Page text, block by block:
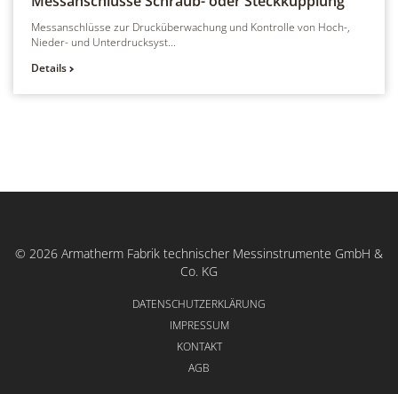
Messanschlüsse zur Drucküberwachung und Kontrolle von Hoch-,
Nieder- und Unterdrucksyst...
Details
© 2026 Armatherm Fabrik technischer Messinstrumente GmbH &
Co. KG
DATENSCHUTZERKLÄRUNG
IMPRESSUM
KONTAKT
AGB